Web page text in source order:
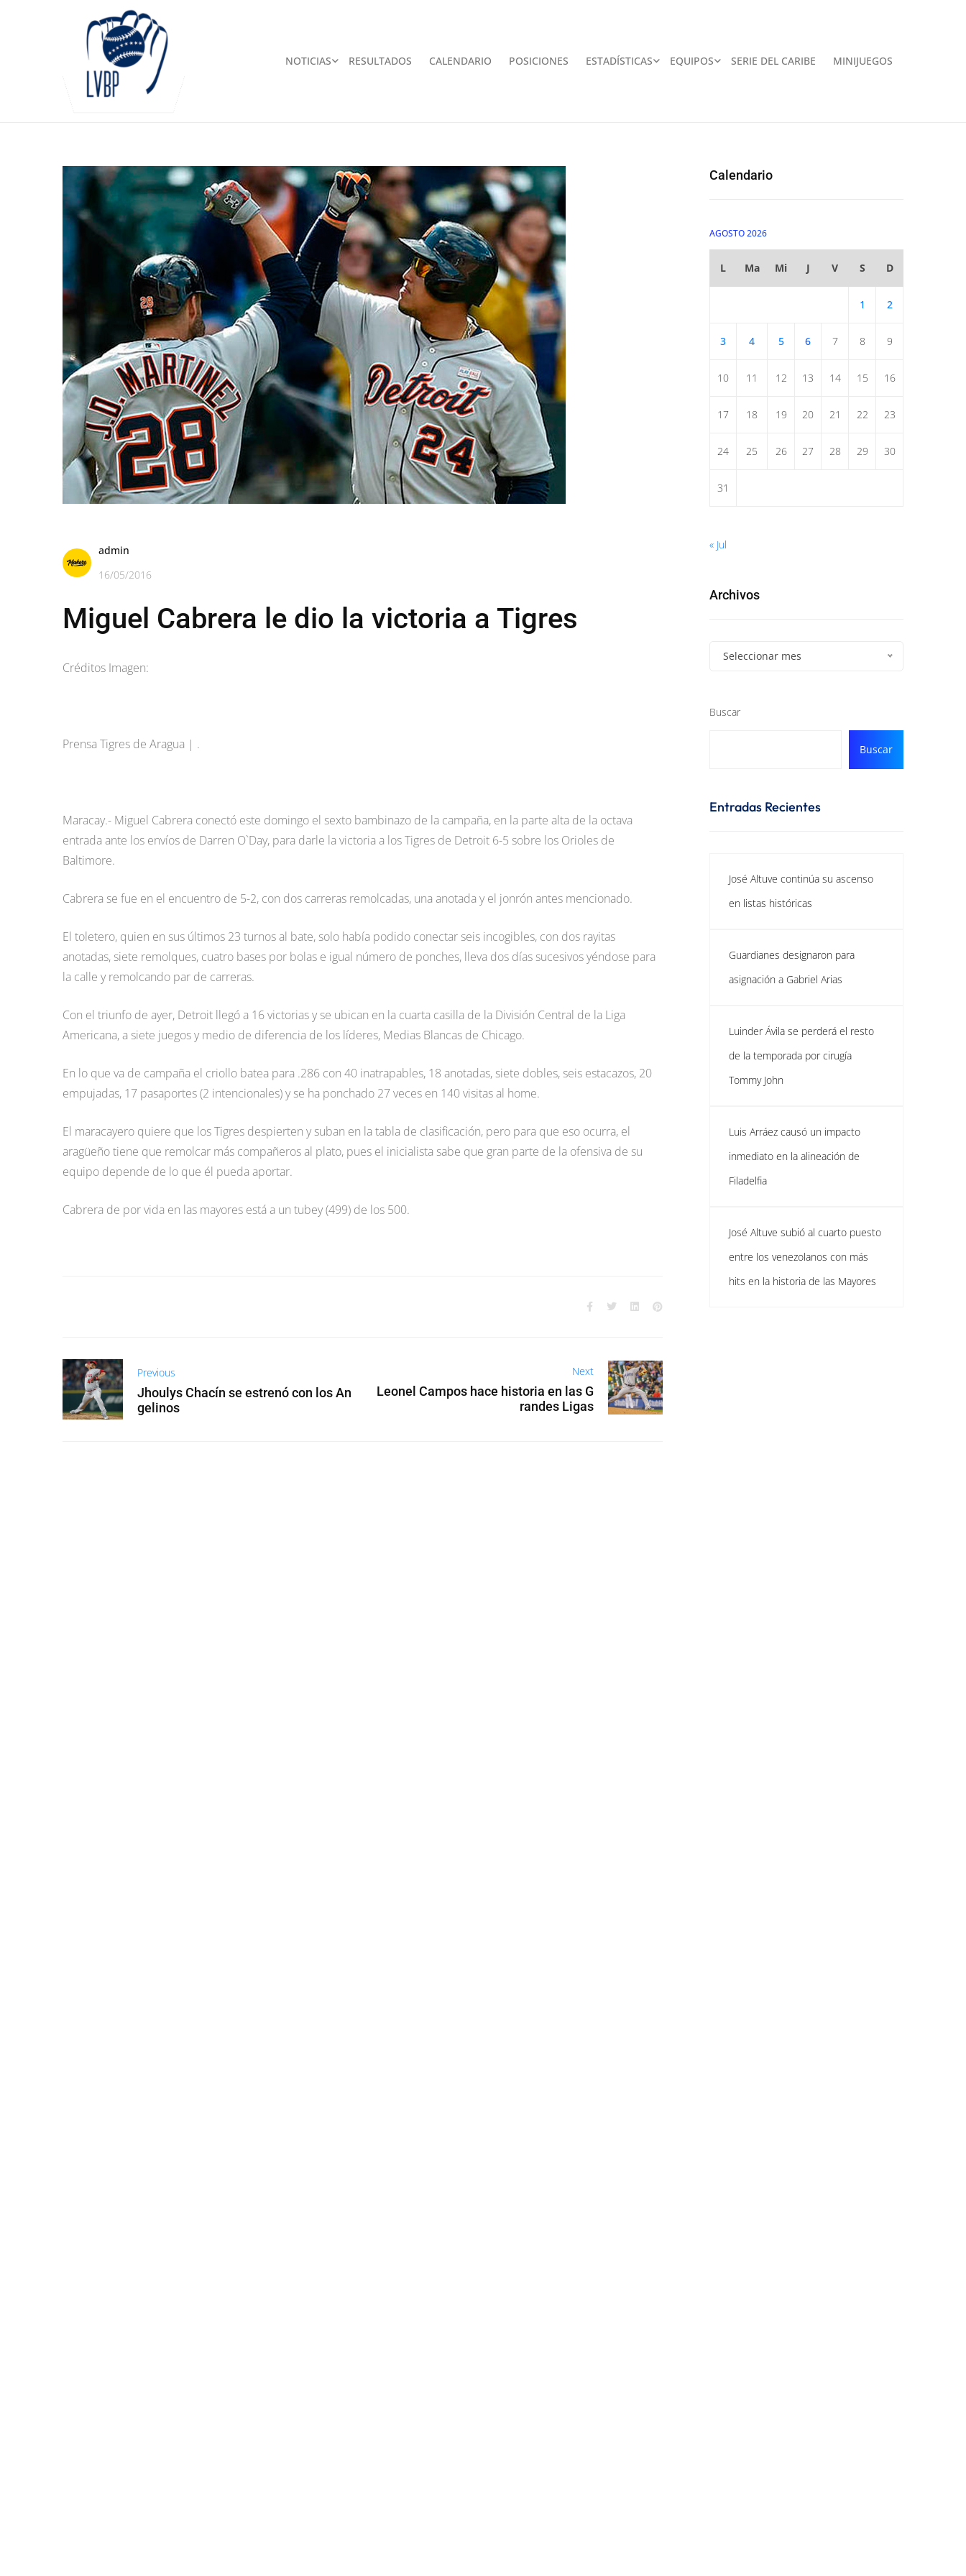
NOTICIAS RESULTADOS CALENDARIO POSICIONES ESTADÍSTICAS EQUIPOS SERIE DEL CARIBE MINIJUEGOS
admin
16/05/2016
Miguel Cabrera le dio la victoria a Tigres
Créditos Imagen:
Prensa Tigres de Aragua | .
Maracay.- Miguel Cabrera conectó este domingo el sexto bambinazo de la campaña, en la parte alta de la octava
entrada ante los envíos de Darren O`Day, para darle la victoria a los Tigres de Detroit 6-5 sobre los Orioles de
Baltimore.
Cabrera se fue en el encuentro de 5-2, con dos carreras remolcadas, una anotada y el jonrón antes mencionado.
El toletero, quien en sus últimos 23 turnos al bate, solo había podido conectar seis incogibles, con dos rayitas
anotadas, siete remolques, cuatro bases por bolas e igual número de ponches, lleva dos días sucesivos yéndose para
la calle y remolcando par de carreras.
Con el triunfo de ayer, Detroit llegó a 16 victorias y se ubican en la cuarta casilla de la División Central de la Liga
Americana, a siete juegos y medio de diferencia de los líderes, Medias Blancas de Chicago.
En lo que va de campaña el criollo batea para .286 con 40 inatrapables, 18 anotadas, siete dobles, seis estacazos, 20
empujadas, 17 pasaportes (2 intencionales) y se ha ponchado 27 veces en 140 visitas al home.
El maracayero quiere que los Tigres despierten y suban en la tabla de clasificación, pero para que eso ocurra, el
aragüeño tiene que remolcar más compañeros al plato, pues el inicialista sabe que gran parte de la ofensiva de su
equipo depende de lo que él pueda aportar.
Cabrera de por vida en las mayores está a un tubey (499) de los 500.
Previous
Jhoulys Chacín se estrenó con los An
gelinos
Next
Leonel Campos hace historia en las G
randes Ligas
Calendario
AGOSTO 2026
L Ma Mi J V S D
1 2
3 4 5 6 7 8 9
10 11 12 13 14 15 16
17 18 19 20 21 22 23
24 25 26 27 28 29 30
31
« Jul
Archivos
Seleccionar mes
Buscar
Buscar
Entradas Recientes
José Altuve continúa su ascenso
en listas históricas
Guardianes designaron para
asignación a Gabriel Arias
Luinder Ávila se perderá el resto
de la temporada por cirugía
Tommy John
Luis Arráez causó un impacto
inmediato en la alineación de
Filadelfia
José Altuve subió al cuarto puesto
entre los venezolanos con más
hits en la historia de las Mayores